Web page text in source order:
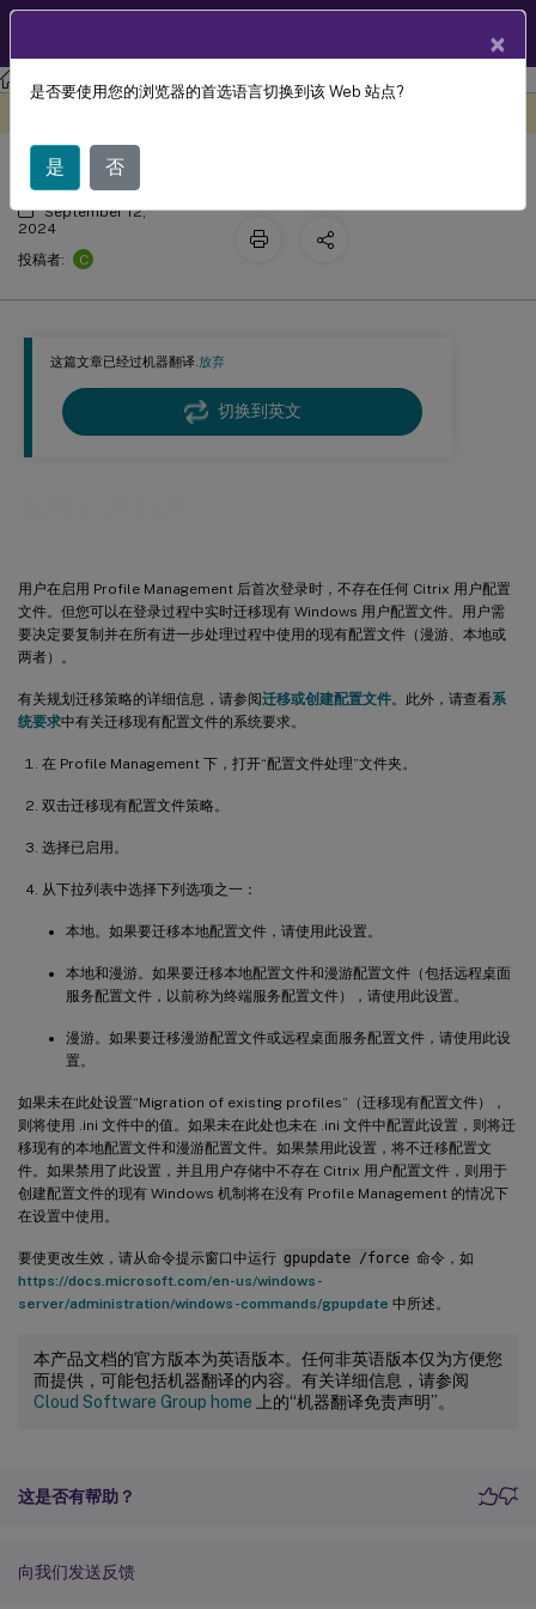
Profile Management Profile Management 2407
这篇文章已经过机器翻译.放弃
切换到英文
用户在启用 Profile Management 后首次登录时，不存在任何 Citrix 用户配置
文件。但您可以在登录过程中实时迁移现有 Windows 用户配置文件。用户需
要决定要复制并在所有进一步处理过程中使用的现有配置文件（漫游、本地或
两者）。
有关规划迁移策略的详细信息，请参阅迁移或创建配置文件。此外，请查看系
统要求中有关迁移现有配置文件的系统要求。
在 Profile Management 下，打开“配置文件处理”文件夹。
双击迁移现有配置文件策略。
选择已启用。
从下拉列表中选择下列选项之一：
本地。如果要迁移本地配置文件，请使用此设置。
本地和漫游。如果要迁移本地配置文件和漫游配置文件（包括远程桌面
服务配置文件，以前称为终端服务配置文件），请使用此设置。
漫游。如果要迁移漫游配置文件或远程桌面服务配置文件，请使用此设
置。
如果未在此处设置“Migration of existing profiles”（迁移现有配置文件），
则将使用 .ini 文件中的值。如果未在此处也未在 .ini 文件中配置此设置，则将迁
移现有的本地配置文件和漫游配置文件。如果禁用此设置，将不迁移配置文
件。如果禁用了此设置，并且用户存储中不存在 Citrix 用户配置文件，则用于
创建配置文件的现有 Windows 机制将在没有 Profile Management 的情况下
在设置中使用。
要使更改生效，请从命令提示窗口中运行 gpupdate /force 命令，如
https://docs.microsoft.com/en-us/windows-
server/administration/windows-commands/gpupdate 中所述。
本产品文档的官方版本为英语版本。任何非英语版本仅为方便您
而提供，可能包括机器翻译的内容。有关详细信息，请参阅
Cloud Software Group home 上的“机器翻译免责声明”。
这是否有帮助？
向我们发送反馈
选择迁移策略
September 12,
2024
投稿者:
C
×
是否要使用您的浏览器的首选语言切换到该 Web 站点?
是 否